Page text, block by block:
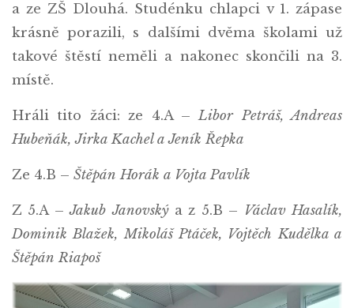
a ze ZŠ Dlouhá. Studénku chlapci v 1. zápase
krásně porazili, s dalšími dvěma školami už
takové štěstí neměli a nakonec skončili na 3.
místě.
Hráli tito žáci: ze 4.A –Libor Petráš, Andreas
Hubeňák, Jirka Kachel a Jeník Řepka
Ze 4.B – Štěpán Horák a Vojta Pavlík
Z 5.A –Jakub Janovskýa z 5.B – Václav Hasalík,
Dominik Blažek, Mikoláš Ptáček, Vojtěch Kudělka a
Štěpán Riapoš